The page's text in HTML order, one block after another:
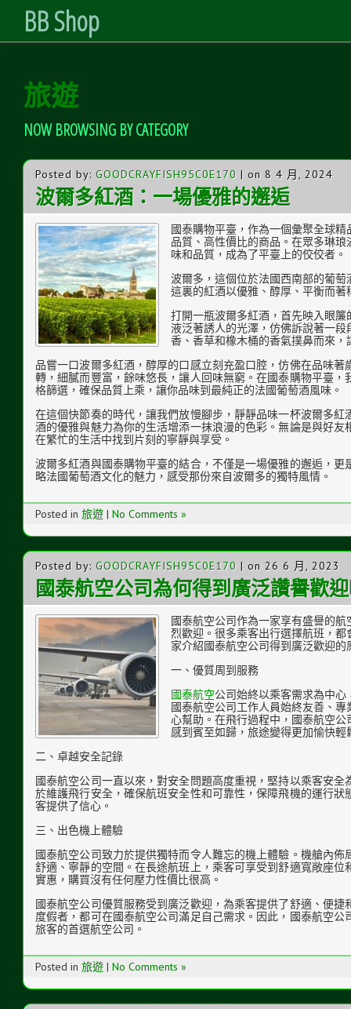
Content
BB Shop
旅遊
NOW BROWSING BY CATEGORY
Posted by: GOODCRAYFISH95C0E170 | on 8 4 月, 2024
波爾多紅酒：一場優雅的邂逅
國泰購物平臺，作為一個彙聚全球
品質、高性價比的商品。在眾多琳琅
味和品質，成為了平臺上的佼佼者。
波爾多，這個位於法國西南部的葡
這裏的紅酒以優雅、醇厚、平衡而
打開一瓶波爾多紅酒，首先映入眼
液泛著誘人的光澤，仿佛訴說著一
香、香草和橡木桶的香氣撲鼻而來，
品嘗一口波爾多紅酒，醇厚的口感立刻充盈口腔，仿佛在品味
轉，細膩而豐富，餘味悠長，讓人回味無窮。在國泰購物平臺
格篩選，確保品質上乘，讓你品味到最純正的法國葡萄酒風味。
在這個快節奏的時代，讓我們放慢腳步，靜靜品味一杯波爾多
酒的優雅與魅力為你的生活增添一抹浪漫的色彩。無論是與好
在繁忙的生活中找到片刻的寧靜與享受。
波爾多紅酒與國泰購物平臺的結合，不僅是一場優雅的邂逅，
略法國葡萄酒文化的魅力，感受那份來自波爾多的獨特風情。
Posted in 旅遊 | No Comments »
Posted by: GOODCRAYFISH95C0E170 | on 26 6 月, 2023
國泰航空公司為何得到廣泛讚譽歡
國泰航空公司作為一家享有盛譽的
烈歡迎。很多乘客出行選擇航班，
家介紹國泰航空公司得到廣泛歡迎的
一、優質周到服務
國泰航空公司始終以乘客需求為中
國泰航空公司工作人員始終友善、
心幫助。在飛行過程中，國泰航空
感到賓至如歸，旅途變得更加愉快輕
二、卓越安全記錄
國泰航空公司一直以來，對安全問題高度重視，堅持以乘客安
於維護飛行安全，確保航班安全性和可靠性，保障飛機的運行
客提供了信心。
三、出色機上體驗
國泰航空公司致力於提供獨特而令人難忘的機上體驗。機艙內
舒適、寧靜的空間。在長途航班上，乘客可享受到舒適寬敞座
實惠，購買沒有任何壓力性價比很高。
國泰航空公司優質服務受到廣泛歡迎，為乘客提供了舒適、便
度假者，都可在國泰航空公司滿足自己需求。因此，國泰航空
旅客的首選航空公司。
Posted in 旅遊 | No Comments »